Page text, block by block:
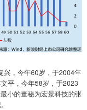
，今年60岁，于2004年
平，今年58岁，于2023
小的董秘为宏景科技的张